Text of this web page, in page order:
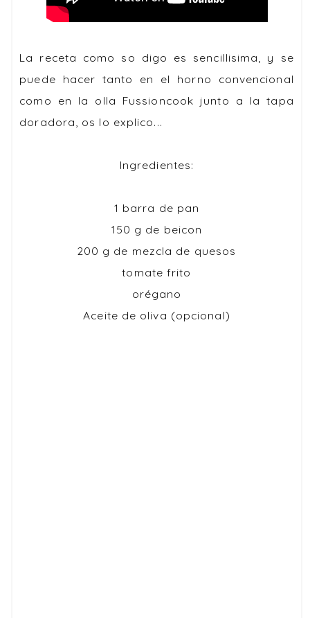
La receta como so digo es sencillisima, y se
puede hacer tanto en el horno convencional
como en la olla Fussioncook junto a la tapa
doradora, os lo explico...
Ingredientes:
1 barra de pan
150 g de beicon
200 g de mezcla de quesos
tomate frito
orégano
Aceite de oliva (opcional)